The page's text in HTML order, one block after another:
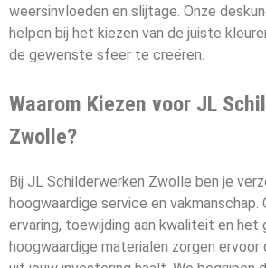
weersinvloeden en slijtage. Onze
helpen bij het kiezen van de juiste
de gewenste sfeer te creëren.
Waarom Kiezen voor JL
Zwolle?
Bij JL Schilderwerken Zwolle ben je
hoogwaardige service en vakmanschap.
ervaring, toewijding aan kwaliteit en het
hoogwaardige materialen zorgen ervoor